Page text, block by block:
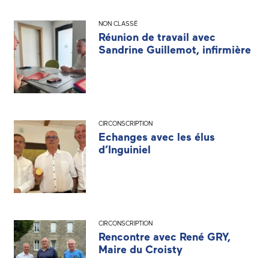
NON CLASSÉ
Réunion de travail avec
Sandrine Guillemot, infirmière
CIRCONSCRIPTION
Echanges avec les élus
d’Inguiniel
CIRCONSCRIPTION
Rencontre avec René GRY,
Maire du Croisty